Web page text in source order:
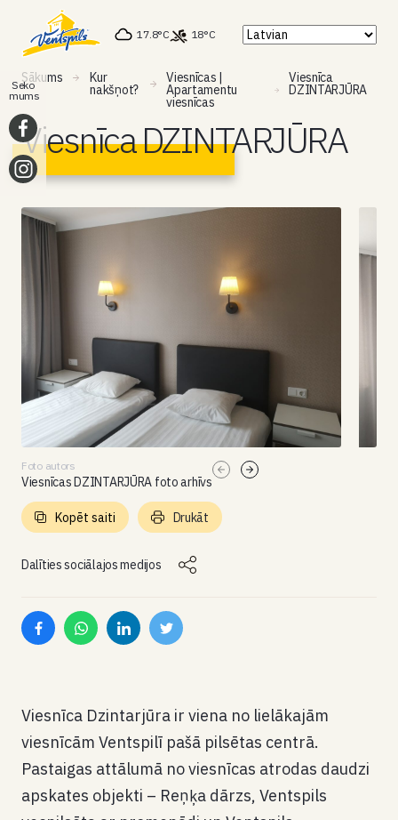
17.8°C 18°C
Sākums Kur
nakšņot?
Viesnīcas |
Apartamentu
viesnīcas
Viesnīca
DZINTARJŪRA
Viesnīca DZINTARJŪRA
Foto autors
Viesnīcas DZINTARJŪRA foto arhīvs
Dalīties sociālajos medijos
Kopēt saiti Drukāt
Viesnīca Dzintarjūra ir viena no lielākajām
viesnīcām Ventspilī pašā pilsētas centrā.
Pastaigas attālumā no viesnīcas atrodas daudzi
apskates objekti – Reņķa dārzs, Ventspils
Seko
mums